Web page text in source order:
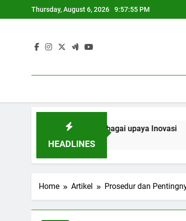
to
Thursday, August 6, 2026 9:57:55 PM
HEADLINES
Kolaborasi Riset sebagai upaya Inovasi
3
Home Artikel Prosedur dan